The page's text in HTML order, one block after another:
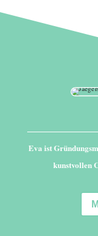
Eva ist
kunstvollen